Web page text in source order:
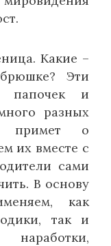
Какие –
Эти
папочек и
разных
примет о
их вместе с
сами
В основу
как
так и
наработки,